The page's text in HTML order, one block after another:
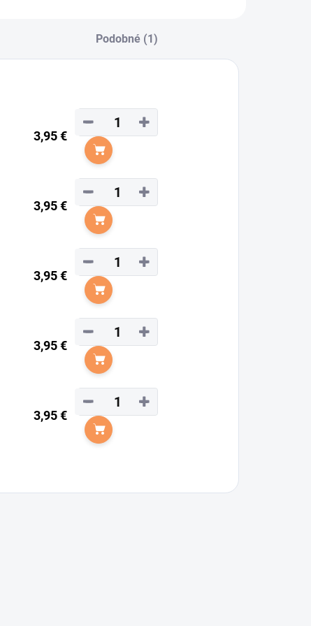
Podobné (1)
3,95 €
+
−
Do košíka
3,95 €
+
−
Do košíka
3,95 €
+
−
Do košíka
3,95 €
+
−
Do košíka
3,95 €
+
−
Do košíka